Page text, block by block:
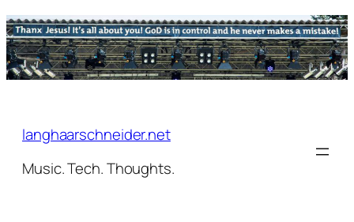
Zum
Inhalt
springen
langhaarschneider.net
Music. Tech. Thoughts.